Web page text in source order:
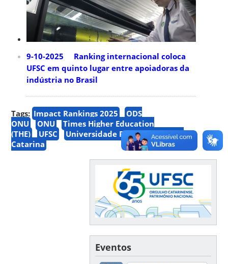
9-10-2025 Ranking internacional coloca
UFSC em quinto lugar entre apoiadoras da
indústria no Brasil
Tags: Impact Rankings 2025
ODS
ONU
ONU
Times Higher Education
(THE)
UFSC
Universidade Federal de Santa
Catarina
Eventos